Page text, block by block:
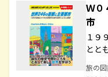
Ｗ
市
１９
とと
旅の